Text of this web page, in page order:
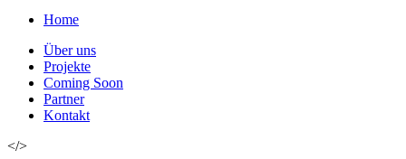
Home
Über uns
Projekte
Coming Soon
Partner
Kontakt
</>